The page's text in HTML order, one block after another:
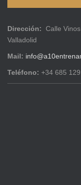
Dirección: Calle
Valladolid
Mail:
Teléfono: +34 685 129